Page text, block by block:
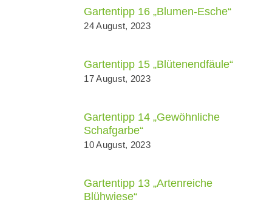
Gartentipp 16 „Blumen-Esche“
24 August, 2023
Gartentipp 15 „Blütenendfäule“
17 August, 2023
Gartentipp 14 „Gewöhnliche
Schafgarbe“
10 August, 2023
Gartentipp 13 „Artenreiche
Blühwiese“